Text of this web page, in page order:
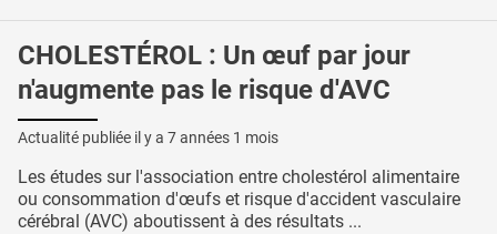
CHOLESTÉROL : Un œuf par jour
n'augmente pas le risque d'AVC
Actualité publiée il y a 7 années 1 mois
Les études sur l'association entre cholestérol alimentaire
ou consommation d'œufs et risque d'accident vasculaire
cérébral (AVC) aboutissent à des résultats ...